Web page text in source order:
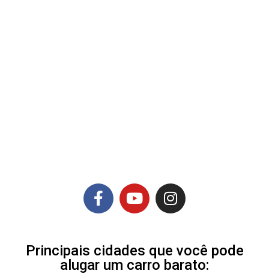
Principais cidades que você pode
alugar um carro barato: